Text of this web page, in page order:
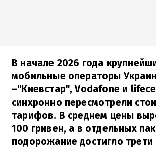
В начале 2026 года
мобильные операторы
–"Киевстар", Vodafone и
синхронно пересмотрели
тарифов. В среднем цены
100 гривен, а в отдельных
подорожание достигло трети